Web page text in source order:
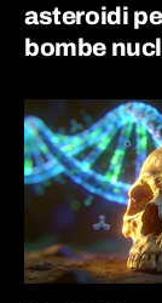
asteroidi
bombe